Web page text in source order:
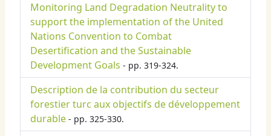
Monitoring Land Degradation Neutrality to
support the implementation of the United
Nations Convention to Combat
Desertification and the Sustainable
Development Goals - pp. 319-324.
Description de la contribution du secteur
forestier turc aux objectifs de développement
durable - pp. 325-330.